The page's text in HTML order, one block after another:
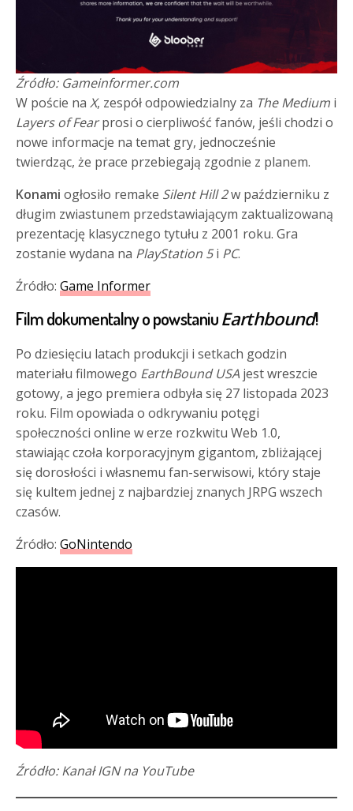
Źródło: Gameinformer.com
W poście naX, zespół odpowiedzialny za The Medium i
Layers of Fearprosi o cierpliwość fanów, jeśli chodzi o
nowe informacje na temat gry, jednocześnie
twierdząc, że prace przebiegają zgodnie z planem.
Konami ogłosiło remake Silent Hill 2w październiku z
długim zwiastunem przedstawiającym zaktualizowaną
prezentację klasycznego tytułu z 2001 roku. Gra
zostanie wydana na PlayStation 5i PC.
Źródło:Game Informer
Film dokumentalny o powstaniuEarthbound!
Po dziesięciu latach produkcji i setkach godzin
materiału filmowego EarthBound USA jest wreszcie
gotowy, a jego premiera odbyła się 27 listopada 2023
roku. Film opowiada o odkrywaniu potęgi
społeczności online w erze rozkwitu Web 1.0,
stawiając czoła korporacyjnym gigantom, zbliżającej
się dorosłości i własnemu fan-serwisowi, który staje
się kultem jednej z najbardziej znanych JRPG wszech
czasów.
Źródło:GoNintendo
Źródło: Kanał IGN na YouTube